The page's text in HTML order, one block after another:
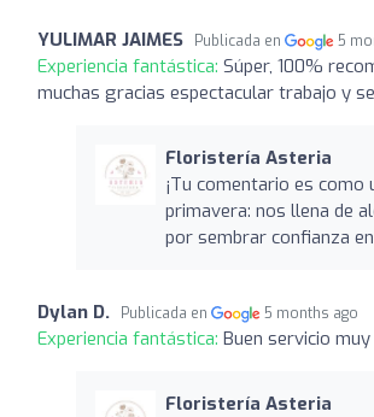
YULIMAR JAIMES Publicada en 5
Experiencia fantástica: Súper, 100%
muchas gracias espectacular trabajo y
Floristería Asteria
¡Tu comentario es como
primavera: nos llena de
por sembrar confianza
Dylan D. Publicada en 5 months ago
Experiencia fantástica: Buen servicio
Floristería Asteria